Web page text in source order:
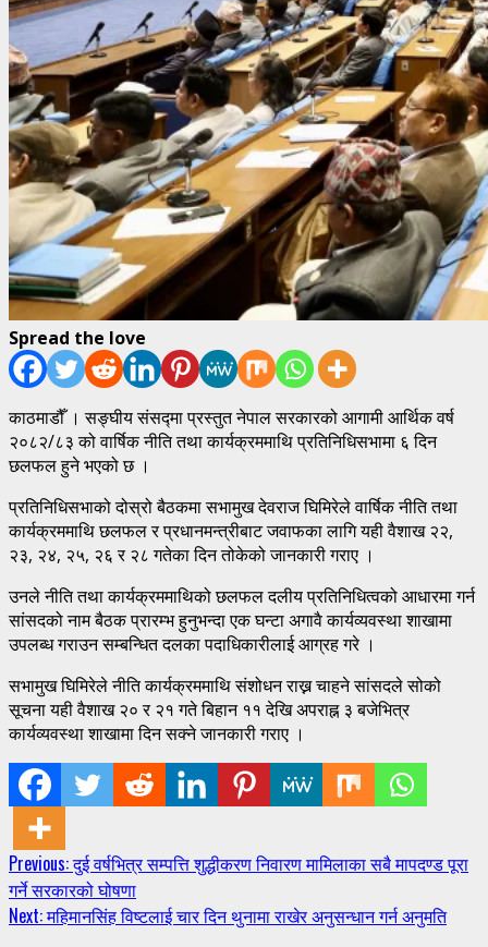
Spread the love
काठमाडौँ । सङ्घीय संसद्मा प्रस्तुत नेपाल सरकारको आगामी आर्थिक वर्ष
२०८२/८३ को वार्षिक नीति तथा कार्यक्रममाथि प्रतिनिधिसभामा ६ दिन
छलफल हुने भएको छ ।
प्रतिनिधिसभाको दोस्रो बैठकमा सभामुख देवराज घिमिरेले वार्षिक नीति तथा
कार्यक्रममाथि छलफल र प्रधानमन्त्रीबाट जवाफका लागि यही वैशाख २२,
२३, २४, २५, २६ र २८ गतेका दिन तोकेको जानकारी गराए ।
उनले नीति तथा कार्यक्रममाथिको छलफल दलीय प्रतिनिधित्वको आधारमा गर्न
सांसदको नाम बैठक प्रारम्भ हुनुभन्दा एक घन्टा अगावै कार्यव्यवस्था शाखामा
उपलब्ध गराउन सम्बन्धित दलका पदाधिकारीलाई आग्रह गरे ।
सभामुख घिमिरेले नीति कार्यक्रममाथि संशोधन राख्न चाहने सांसदले सोको
सूचना यही वैशाख २० र २१ गते बिहान ११ देखि अपराह्न ३ बजेभित्र
कार्यव्यवस्था शाखामा दिन सक्ने जानकारी गराए ।
Continue
Reading
Previous:दुई वर्षभित्र सम्पत्ति शुद्धीकरण निवारण मामिलाका सबै मापदण्ड पूरा
गर्ने सरकारको घोषणा
Next:महिमानसिंह विष्टलाई चार दिन थुनामा राखेर अनुसन्धान गर्न अनुमति